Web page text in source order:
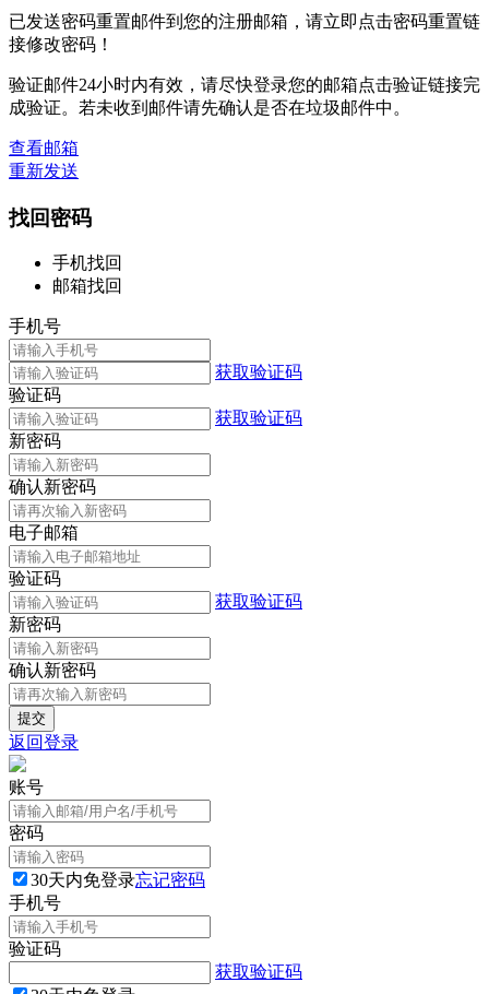
已发送密码重置邮件到您的注册邮箱，请立即点击密码重置链
接修改密码！
验证邮件24小时内有效，请尽快登录您的邮箱点击验证链接完
成验证。若未收到邮件请先确认是否在垃圾邮件中。
查看邮箱
重新发送
找回密码
手机找回
邮箱找回
手机号
获取验证码
验证码
获取验证码
新密码
确认新密码
电子邮箱
验证码
获取验证码
新密码
确认新密码
返回登录
账号
密码
30天内免登录忘记密码
手机号
验证码
获取验证码